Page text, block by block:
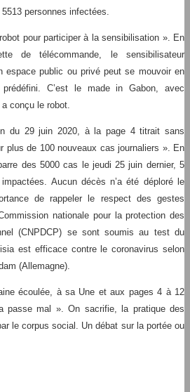
personnes infectées.
pour participer à la sensibilisation ». En
de télécommande, le sensibilisateur
espace public ou privé peut se mouvoir en
C’est le made in Gabon, avec
a conçu le robot.
du 29 juin 2020, à la page 4 titrait sans
plus de 100 nouveaux cas journaliers ». En
des 5000 cas le jeudi 25 juin dernier, 5
Aucun décès n’a été déploré le
de rappeler le respect des gestes
nationale pour la protection des
(CNPDCP) se sont soumis au test du
est efficace contre le coronavirus selon
(Allemagne).
écoulée, à sa Une et aux pages 4 à 12
passe mal ». On sacrifie, la pratique des
le corpus social. Un débat sur la portée ou